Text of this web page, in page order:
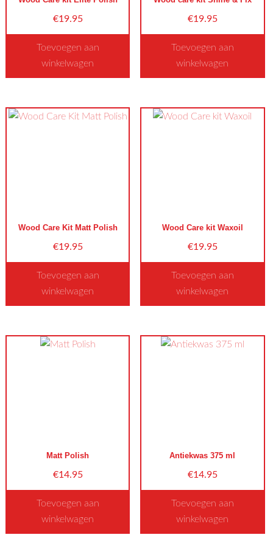
€19.95
Toevoegen aan
winkelwagen
€19.95
Toevoegen aan
winkelwagen
Wood Care Kit Matt Polish
€19.95
Toevoegen aan
winkelwagen
Wood Care kit Waxoil
€19.95
Toevoegen aan
winkelwagen
Matt Polish
€14.95
Toevoegen aan
winkelwagen
Antiekwas 375 ml
€14.95
Toevoegen aan
winkelwagen